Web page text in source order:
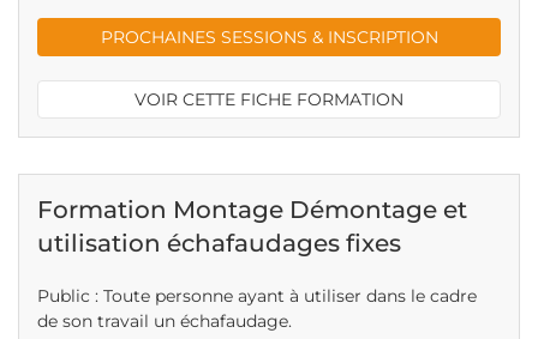
PROCHAINES SESSIONS & INSCRIPTION
VOIR CETTE FICHE FORMATION
Formation Montage Démontage et
utilisation échafaudages fixes
Public : Toute personne ayant à utiliser dans le cadre
de son travail un échafaudage.